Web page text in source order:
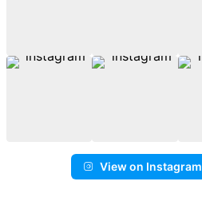
View on Instagram